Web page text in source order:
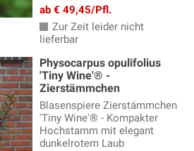
ab € 49,45/Pfl.
Zur Zeit leider nicht
lieferbar
Physocarpus opulifolius
'Tiny Wine'® -
Zierstämmchen
Blasenspiere Zierstämmchen
'Tiny Wine'® - Kompakter
Hochstamm mit elegant
dunkelrotem Laub